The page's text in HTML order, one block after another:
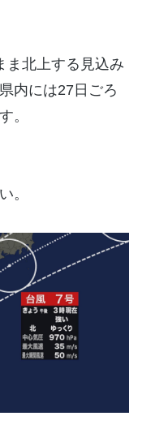
ま北上する見込み
内には27日ごろ
。
。